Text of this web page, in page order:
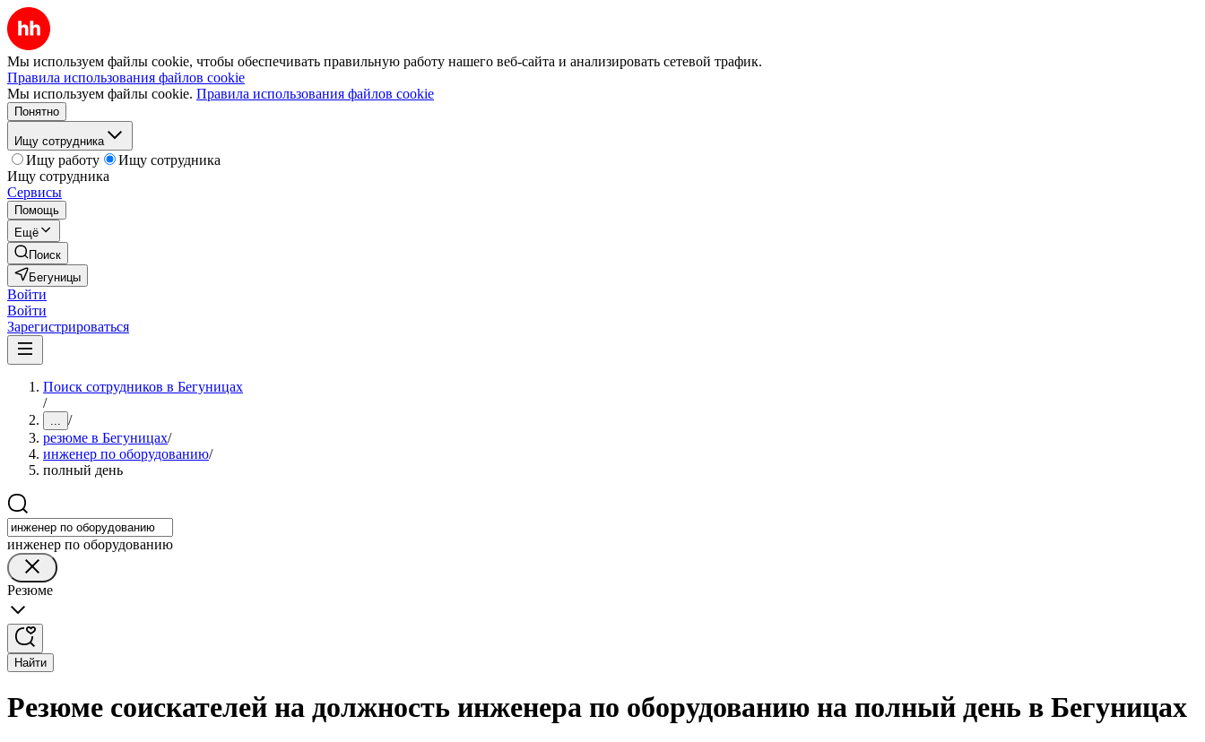
Мы используем файлы cookie, чтобы обеспечивать правильную работу нашего веб-сайта и анализировать сетевой трафик.
Правила использования файлов cookie
Мы используем файлы cookie. Правила использования файлов cookie
Понятно
Ищу сотрудника
Ищу работу
Ищу сотрудника
Ищу сотрудника
Сервисы
Помощь
Ещё
Поиск
Бегуницы
Войти
Войти
Зарегистрироваться
Поиск сотрудников в Бегуницах
/
... /
резюме в Бегуницах/
инженер по оборудованию/
полный день
инженер по оборудованию
Резюме
Найти
Резюме соискателей на должность инженера по оборудованию на полный день в Бегуницах